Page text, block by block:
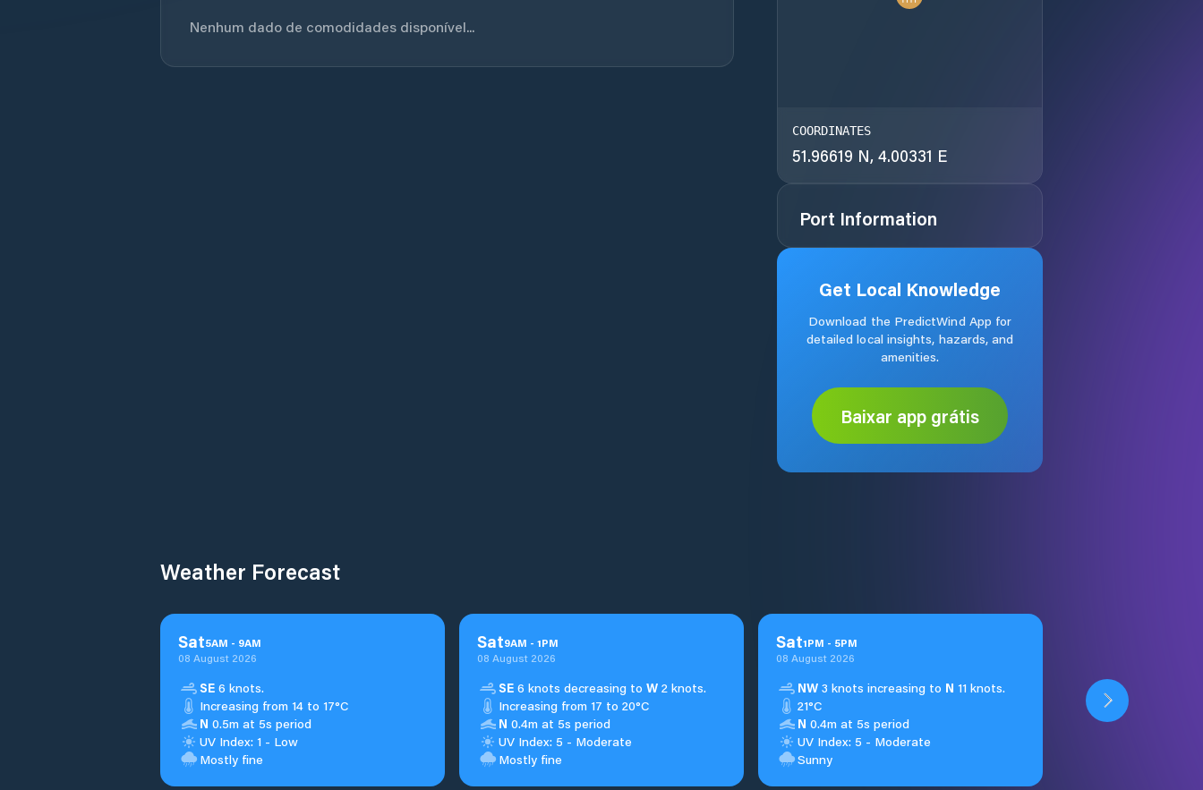
Nenhum dado de comodidades disponível...
COORDINATES
51.96619 N, 4.00331 E
Port Information
Get Local Knowledge
Download the PredictWind App for
detailed local insights, hazards, and
amenities.
Baixar app grátis
Weather Forecast
Sat5AM - 9AM
08 August 2026
SE 6 knots.
Increasing from 14 to 17°C
N 0.5m at 5s period
UV Index: 1 - Low
Mostly fine
Sat9AM - 1PM
08 August 2026
SE 6 knots decreasing to W 2 knots.
Increasing from 17 to 20°C
N 0.4m at 5s period
UV Index: 5 - Moderate
Mostly fine
Sat1PM - 5PM
08 August 2026
NW 3 knots increasing to N 11 knots.
21°C
N 0.4m at 5s period
UV Index: 5 - Moderate
Sunny